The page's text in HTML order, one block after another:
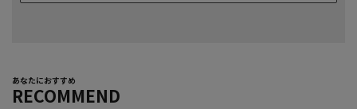
あなたにおすすめ
RECOMMEND